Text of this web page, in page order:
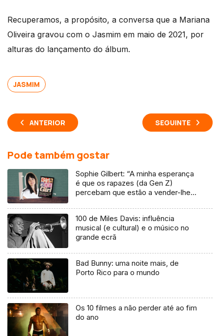
Recuperamos, a propósito, a conversa que a Mariana
Oliveira gravou com o Jasmim em maio de 2021, por
alturas do lançamento do álbum.
JASMIM
ANTERIOR SEGUINTE
Pode também gostar
Sophie Gilbert: “A minha esperança
é que os rapazes (da Gen Z)
percebam que estão a vender-lhes
100 de Miles Davis: influência
musical (e cultural) e o músico no
grande ecrã
Bad Bunny: uma noite mais, de
Porto Rico para o mundo
Os 10 filmes a não perder até ao fim
do ano